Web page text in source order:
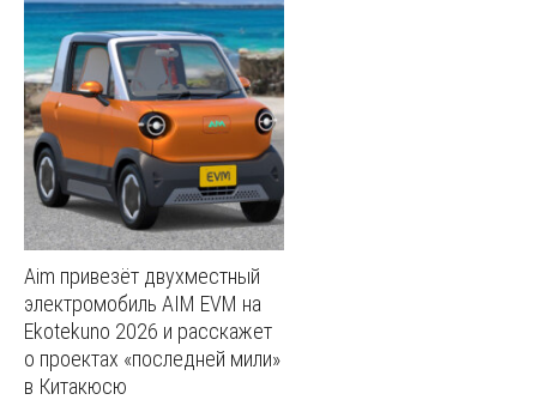
Aim привезёт двухместный
электромобиль AIM EVM на
Ekotekuno 2026 и расскажет
о проектах «последней мили»
в Китакюсю